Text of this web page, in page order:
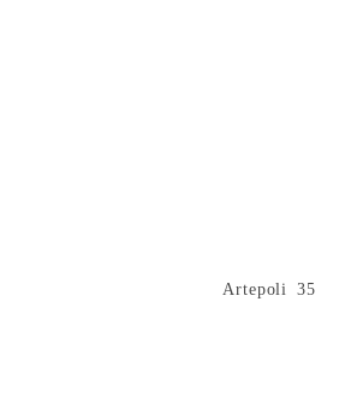
Artepoli 35